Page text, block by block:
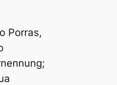
Porras,
Farbeto